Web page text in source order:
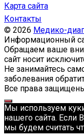
Карта сайта
Контакты
© 2026 Медико-
Информационный
Обращаем ваше
сайт носит
Не занимайтесь
заболевания
Все права
Мы используем
нашего сайта. Если
мы будем считать